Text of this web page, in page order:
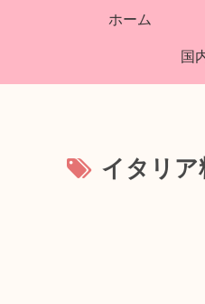
ホーム
国
イタリア